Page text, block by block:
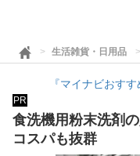
生活雑貨・日用品
『マイナビおす
PR
食洗機用粉末洗剤
コスパも抜群